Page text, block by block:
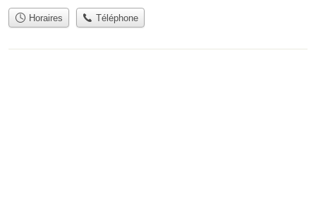
Horaires Téléphone